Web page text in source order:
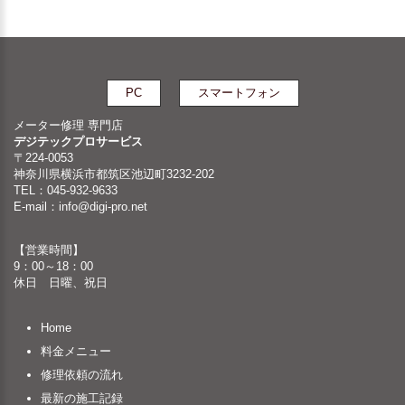
PC スマートフォン
メーター修理 専門店
デジテックプロサービス
〒224-0053
神奈川県横浜市都筑区池辺町3232-202
TEL：045-932-9633
E-mail： info@digi-pro.net
【営業時間】
9：00～18：00
休日 日曜、祝日
Home
料金メニュー
修理依頼の流れ
最新の施工記録